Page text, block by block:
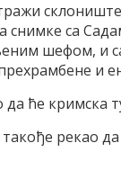
снимке са
шефом, и
и
да ће кримска
рекао